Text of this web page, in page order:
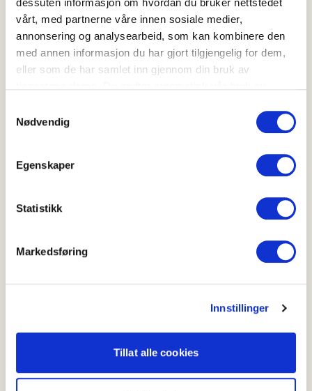
dessuten informasjon om hvordan du bruker nettstedet
vårt, med partnerne våre innen sosiale medier,
annonsering og analysearbeid, som kan kombinere den
med annen informasjon du har gjort tilgjengelig for dem,
eller som de har samlet inn gjennom din bruk av
Nødvendig
Egenskaper
Statistikk
Markedsføring
Innstillinger
Tillat alle cookies
Hvor godt likte du oppskriften?